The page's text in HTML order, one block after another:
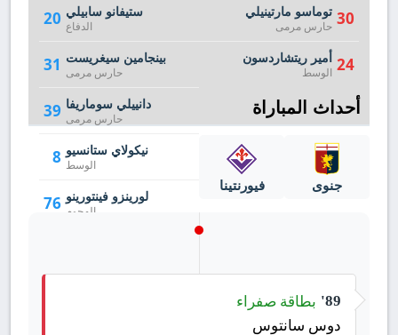
20 ستيفانو سابيلي
الدفاع
31 بينجامين سيغريست
حارس مرمى
39 دانييلي سوماريفا
حارس مرمى
8 نيكولاي ستانسيو
الوسط
76 لورينزو فينتورينو
الهجوم
30 توماسو مارتينيلي
حارس مرمى
24 أمير ريتشاردسون
الوسط
أحداث المباراة
جنوى فيورنتينا
89' بطاقة صفراء
دوس سانتوس